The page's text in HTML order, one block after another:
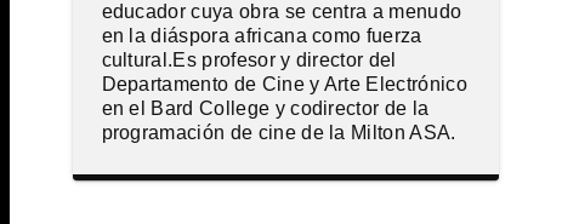
educador cuya obra se centra a menudo
en la diáspora africana como fuerza
cultural.Es profesor y director del
Departamento de Cine y Arte Electrónico
en el Bard College y codirector de la
programación de cine de la Milton ASA.